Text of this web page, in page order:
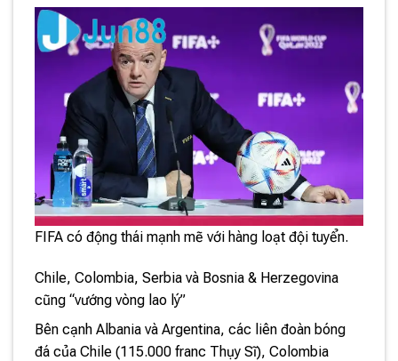
FIFA có động thái mạnh mẽ với hàng loạt đội tuyển.
Chile, Colombia, Serbia và Bosnia & Herzegovina
cũng “vướng vòng lao lý”
Bên cạnh Albania và Argentina, các liên đoàn bóng
đá của Chile (115.000 franc Thụy Sĩ), Colombia